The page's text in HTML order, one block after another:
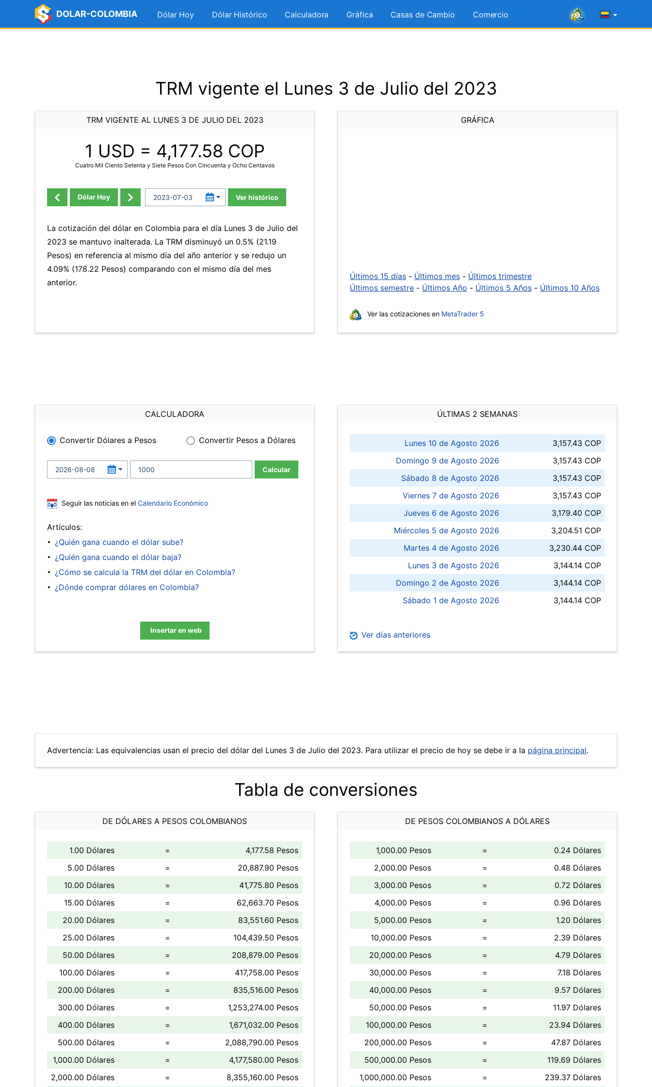
DOLAR-COLOMBIA Dólar Hoy Dólar Histórico Calculadora Gráfica Casas de Cambio Comercio
TRM vigente el Lunes 3 de Julio del 2023
TRM VIGENTE AL LUNES 3 DE JULIO DEL 2023
1 USD = 4,177.58 COP
Cuatro Mil Ciento Setenta y Siete Pesos Con Cincuenta y Ocho Centavos
Dólar Hoy Ver histórico
La cotización del dólar en Colombia para el día Lunes 3 de Julio del
2023 se mantuvo inalterada. La TRM disminuyó un 0.5% (21.19
Pesos) en referencia al mismo día del año anterior y se redujo un
4.09% (178.22 Pesos) comparando con el mismo día del mes
anterior.
GRÁFICA
Últimos 15 días - Últimos mes - Últimos trimestre
Últimos semestre - Últimos Año - Últimos 5 Años - Últimos 10 Años
Ver las cotizaciones en MetaTrader 5
CALCULADORA
Convertir Dólares a Pesos Convertir Pesos a Dólares
Calcular
Seguir las noticias en el Calendario Económico
Artículos:
¿Quién gana cuando el dólar sube?
¿Quién gana cuando el dólar baja?
¿Cómo se calcula la TRM del dólar en Colombia?
¿Dónde comprar dólares en Colombia?
Insertar en web
ÚLTIMAS 2 SEMANAS
Lunes 10 de Agosto 2026
3,157.43 COP
Domingo 9 de Agosto 2026
3,157.43 COP
Sábado 8 de Agosto 2026
3,157.43 COP
Viernes 7 de Agosto 2026
3,157.43 COP
Jueves 6 de Agosto 2026
3,179.40 COP
Miércoles 5 de Agosto 2026
3,204.51 COP
Martes 4 de Agosto 2026
3,230.44 COP
Lunes 3 de Agosto 2026
3,144.14 COP
Domingo 2 de Agosto 2026
3,144.14 COP
Sábado 1 de Agosto 2026
3,144.14 COP
Ver días anteriores
Advertencia: Las equivalencias usan el precio del dólar del Lunes 3 de Julio del 2023. Para utilizar el precio de hoy se debe ir a la página principal.
Tabla de conversiones
DE DÓLARES A PESOS COLOMBIANOS
1.00 Dólares =
4,177.58 Pesos
5.00 Dólares
=
20,887.90 Pesos
10.00 Dólares
=
41,775.80 Pesos
15.00 Dólares
=
62,663.70 Pesos
20.00 Dólares
=
83,551.60 Pesos
25.00 Dólares
=
104,439.50 Pesos
50.00 Dólares
=
208,879.00 Pesos
100.00 Dólares
=
417,758.00 Pesos
200.00 Dólares
=
835,516.00 Pesos
300.00 Dólares
=
1,253,274.00 Pesos
400.00 Dólares
=
1,671,032.00 Pesos
500.00 Dólares
=
2,088,790.00 Pesos
1,000.00 Dólares
=
4,177,580.00 Pesos
2,000.00 Dólares
= 8,355,160.00 Pesos
DE PESOS COLOMBIANOS A DÓLARES
1,000.00 Pesos =
0.24 Dólares
2,000.00 Pesos
=
0.48 Dólares
3,000.00 Pesos
=
0.72 Dólares
4,000.00 Pesos
=
0.96 Dólares
5,000.00 Pesos
=
1.20 Dólares
10,000.00 Pesos
=
2.39 Dólares
20,000.00 Pesos
=
4.79 Dólares
30,000.00 Pesos
=
7.18 Dólares
40,000.00 Pesos
=
9.57 Dólares
50,000.00 Pesos
=
11.97 Dólares
100,000.00 Pesos
=
23.94 Dólares
200,000.00 Pesos
=
47.87 Dólares
500,000.00 Pesos
=
119.69 Dólares
1,000,000.00 Pesos
= 239.37 Dólares